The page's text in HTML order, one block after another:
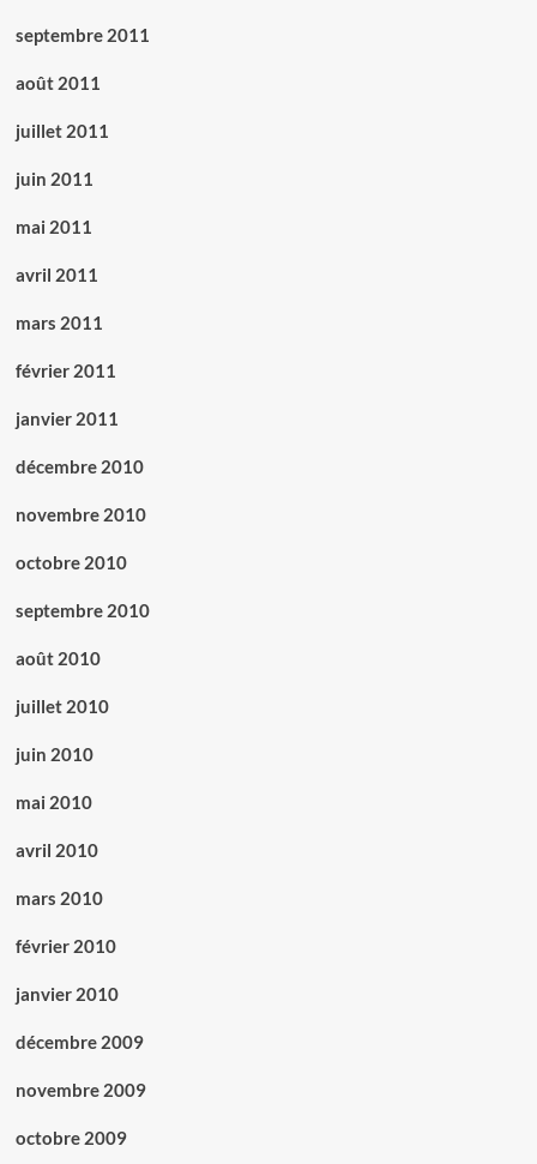
septembre 2011
août 2011
juillet 2011
juin 2011
mai 2011
avril 2011
mars 2011
février 2011
janvier 2011
décembre 2010
novembre 2010
octobre 2010
septembre 2010
août 2010
juillet 2010
juin 2010
mai 2010
avril 2010
mars 2010
février 2010
janvier 2010
décembre 2009
novembre 2009
octobre 2009